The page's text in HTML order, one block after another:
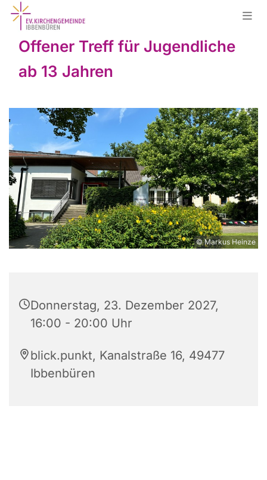
Offener Treff für Jugendliche
ab 13 Jahren
© Markus Heinze
Donnerstag, 23. Dezember 2027,
16:00 - 20:00 Uhr
blick.punkt, Kanalstraße 16, 49477
Ibbenbüren